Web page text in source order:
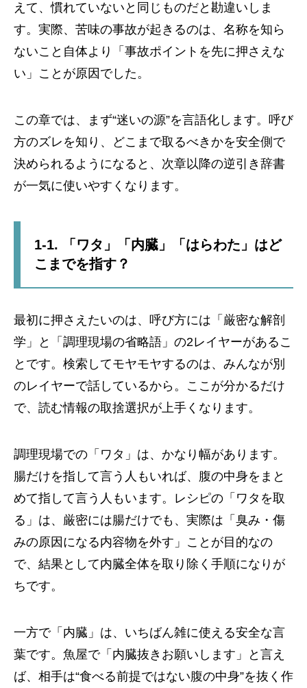
えて、慣れていないと同じものだと勘違いしま
す。実際、苦味の事故が起きるのは、名称を知ら
ないこと自体より「事故ポイントを先に押さえな
い」ことが原因でした。
この章では、まず“迷いの源”を言語化します。呼び
方のズレを知り、どこまで取るべきかを安全側で
決められるようになると、次章以降の逆引き辞書
が一気に使いやすくなります。
1-1. 「ワタ」「内臓」「はらわた」はど
こまでを指す？
最初に押さえたいのは、呼び方には「厳密な解剖
学」と「調理現場の省略語」の2レイヤーがあるこ
とです。検索してモヤモヤするのは、みんなが別
のレイヤーで話しているから。ここが分かるだけ
で、読む情報の取捨選択が上手くなります。
調理現場での「ワタ」は、かなり幅があります。
腸だけを指して言う人もいれば、腹の中身をまと
めて指して言う人もいます。レシピの「ワタを取
る」は、厳密には腸だけでも、実際は「臭み・傷
みの原因になる内容物を外す」ことが目的なの
で、結果として内臓全体を取り除く手順になりが
ちです。
一方で「内臓」は、いちばん雑に使える安全な言
葉です。魚屋で「内臓抜きお願いします」と言え
ば、相手は“食べる前提ではない腹の中身”を抜く作